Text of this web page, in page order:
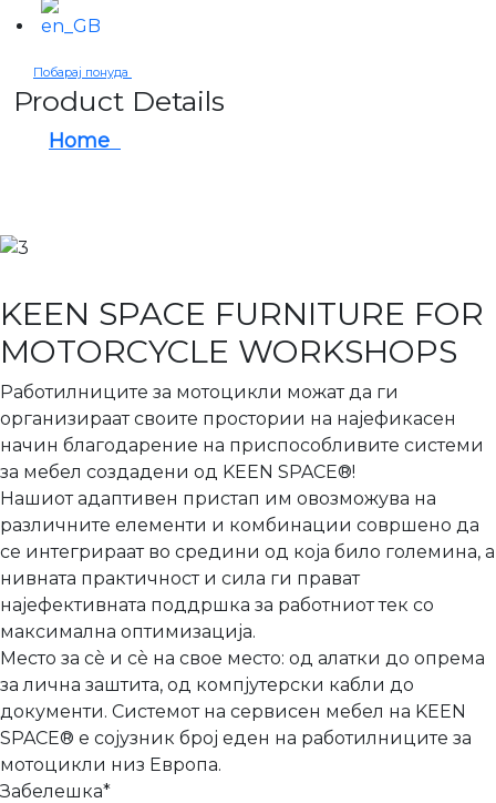
Побарај понуда
Product Details
Home
KEEN SPACE FURNITURE FOR
MOTORCYCLE WORKSHOPS
Работилниците за мотоцикли можат да ги
организираат своите простории на најефикасен
начин благодарение на приспособливите системи
за мебел создадени од KEEN SPACE®!
Нашиот адаптивен пристап им овозможува на
различните елементи и комбинации совршено да
се интегрираат во средини од која било големина, а
нивната практичност и сила ги прават
најефективната поддршка за работниот тек со
максимална оптимизација.
Место за сè и сè на свое место: од алатки до опрема
за лична заштита, од компјутерски кабли до
документи. Системот на сервисен мебел на KEEN
SPACE® е сојузник број еден на работилниците за
мотоцикли низ Европа.
Забелешка*